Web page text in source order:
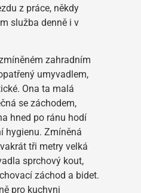
z práce, někdy
služba denně i v
zahradním
umyvadlem,
Ona ta malá
se záchodem,
hned po ránu hodí
hygienu. Zmíněná
tři metry velká
sprchový kout,
záchod a bidet.
pro kuchyni